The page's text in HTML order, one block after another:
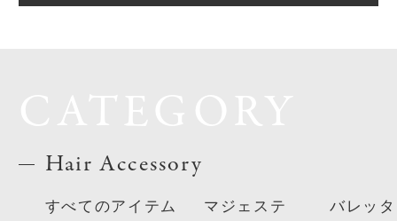
Hair Accessory
すべてのアイテム マジェステ バレッタ